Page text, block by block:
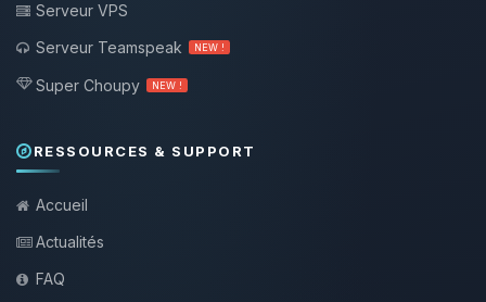
Serveur VPS
Serveur Teamspeak
NEW !
Super Choupy NEW !
RESSOURCES & SUPPORT
Accueil
Actualités
FAQ